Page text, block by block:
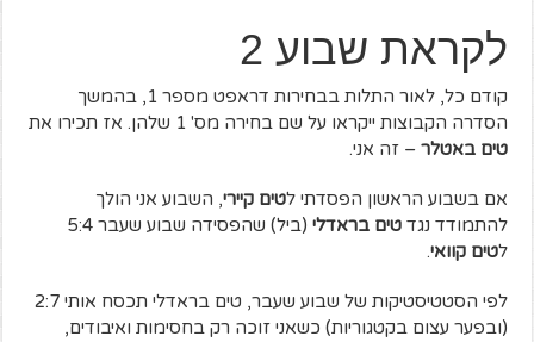
לקראת שבוע 2
קודם כל, לאור התלות בבחירות דראפט מספר 1, בהמשך
הסדרה הקבוצות ייקראו על שם בחירה מס' 1 שלהן. אז תכירו את
טים באטלר – זה אני.
אם בשבוע הראשון הפסדתי לטים קיירי, השבוע אני הולך
להתמודד נגדטים בראדלי
(ביל) שהפסידה שבוע שעבר 5:4
לטים קוואי.
לפי הסטטיסטיקות של שבוע שעבר, טים בראדלי תכסח אותי 2:7
(ובפער עצום בקטגוריות) כשאני זוכה רק בחסימות ואיבודים,